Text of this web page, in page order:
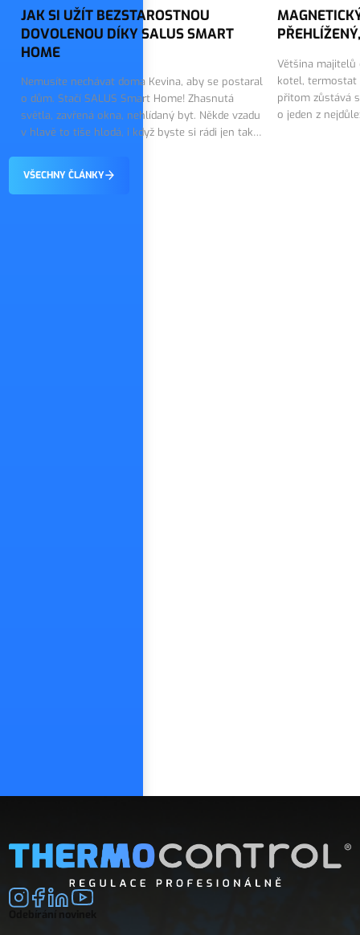
JAK SI UŽÍT BEZSTAROSTNOU
DOVOLENOU DÍKY SALUS SMART
HOME
Nemusíte nechávat doma Kevina, aby se postaral
o dům. Stačí SALUS Smart Home! Zhasnutá
světla, zavřená okna, nehlídaný byt. Někde vzadu
v hlavě to tiše hlodá, i když byste si rádi jen tak
je, že tohle…
Většina
kotel, termostat
přitom zůstává
o jeden z
VŠECHNY ČLÁNKY
Odebírání novinek